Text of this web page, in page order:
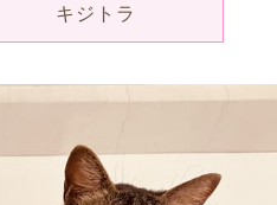
キジトラ